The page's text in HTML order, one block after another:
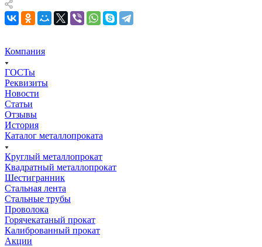
Компания
ГОСТы
Реквизиты
Новости
Статьи
Отзывы
История
Каталог металлопроката
Круглый металлопрокат
Квадратный металлопрокат
Шестигранник
Стальная лента
Стальные трубы
Проволока
Горячекатаный прокат
Калиброванный прокат
Акции